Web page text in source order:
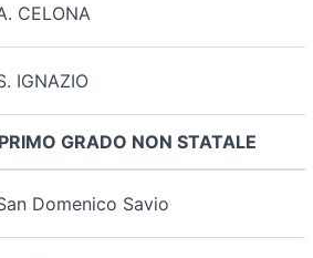
CELONA
IGNAZIO
GRADO NON STATALE
Domenico Savio